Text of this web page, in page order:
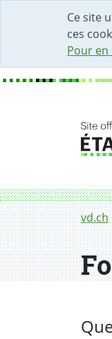
Ce site
ces
Pour
Fil
vd.ch